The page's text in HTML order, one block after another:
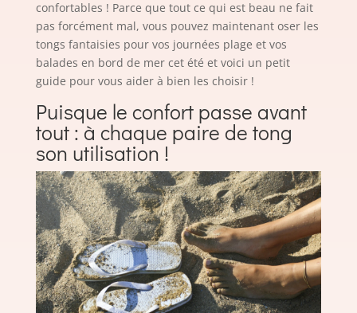
confortables ! Parce que tout ce qui est beau ne fait
pas forcément mal, vous pouvez maintenant oser les
tongs fantaisies pour vos journées plage et vos
balades en bord de mer cet été et voici un petit
guide pour vous aider à bien les choisir !
Puisque le confort passe avant
tout : à chaque paire de tong
son utilisation !